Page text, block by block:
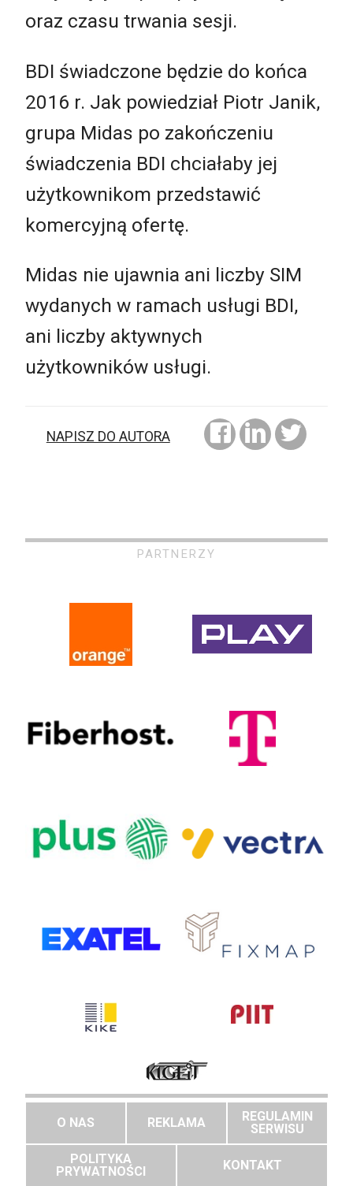
oraz czasu trwania sesji.
BDI świadczone będzie do końca
2016 r. Jak powiedział Piotr Janik,
grupa Midas po zakończeniu
świadczenia BDI chciałaby jej
użytkownikom przedstawić
komercyjną ofertę.
Midas nie ujawnia ani liczby SIM
wydanych w ramach usługi BDI,
ani liczby aktywnych
użytkowników usługi.
NAPISZ DO AUTORA
PARTNERZY
O NAS REKLAMA
REGULAMIN
SERWISU
POLITYKA
PRYWATNOŚCI
KONTAKT